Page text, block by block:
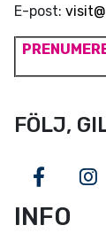
E-post:
FÖLJ,
INFO